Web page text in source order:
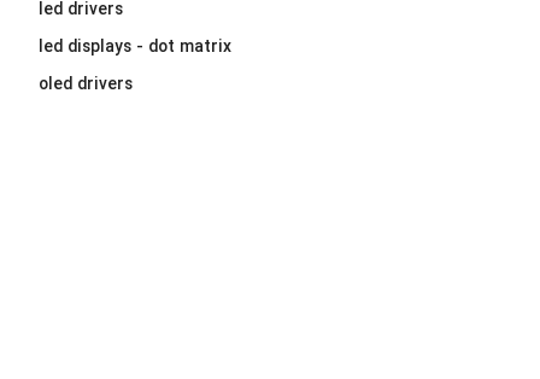
led drivers
led displays - dot matrix
oled drivers